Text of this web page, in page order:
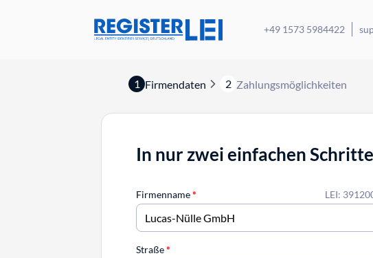
+49 1573 5984422
1 Firmendaten 2 Zahlungsmöglichkeiten
In nur zwei einfachen
LEI:
Firmenname*
Straße*